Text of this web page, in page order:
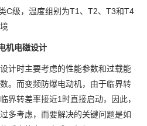
级，温度组别为T1、T2、T3和T4
机电磁设计
时主要考虑的性能参数和过载能
。而变频防爆电动机，由于临界转
界转差率接近1时直接启动，因此，
多考虑，而要解决的关键问题是如